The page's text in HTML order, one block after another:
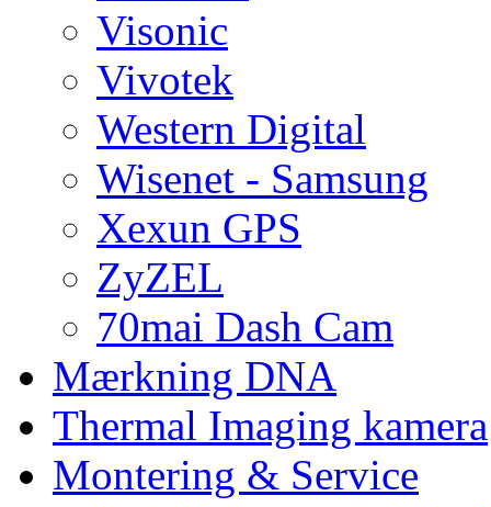
Visonic
Vivotek
Western Digital
Wisenet - Samsung
Xexun GPS
ZyZEL
70mai Dash Cam
Mærkning DNA
Thermal Imaging kamera
Montering & Service